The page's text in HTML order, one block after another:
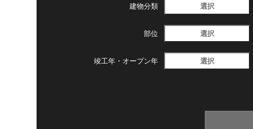
建物分類 選択
部位 選択
竣工年・ オープン年 選択